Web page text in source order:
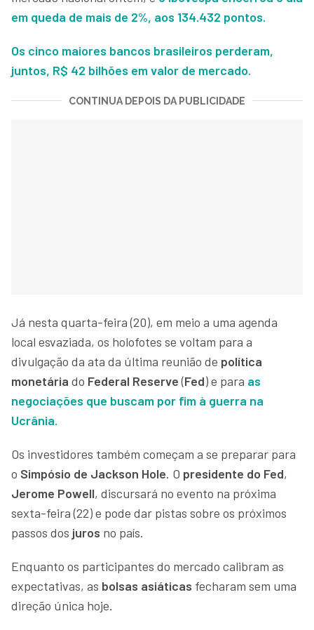
em queda de mais de 2%, aos 134.432 pontos.
Os cinco maiores bancos brasileiros perderam,
juntos, R$ 42 bilhões em valor de mercado.
CONTINUA DEPOIS DA PUBLICIDADE
Já nesta quarta-feira (20), em meio a uma agenda
local esvaziada, os holofotes se voltam para a
divulgação da ata da última reunião de política
monetária do Federal Reserve(Fed) e para as
negociações que buscam por fim à guerra na
Ucrânia.
Os investidores também começam a se preparar para
o Simpósio de Jackson Hole. O presidente do Fed,
Jerome Powell, discursará no evento na próxima
sexta-feira (22) e pode dar pistas sobre os próximos
passos dos juros no país.
Enquanto os participantes do mercado calibram as
expectativas, as bolsas asiáticas fecharam sem uma
direção única hoje.